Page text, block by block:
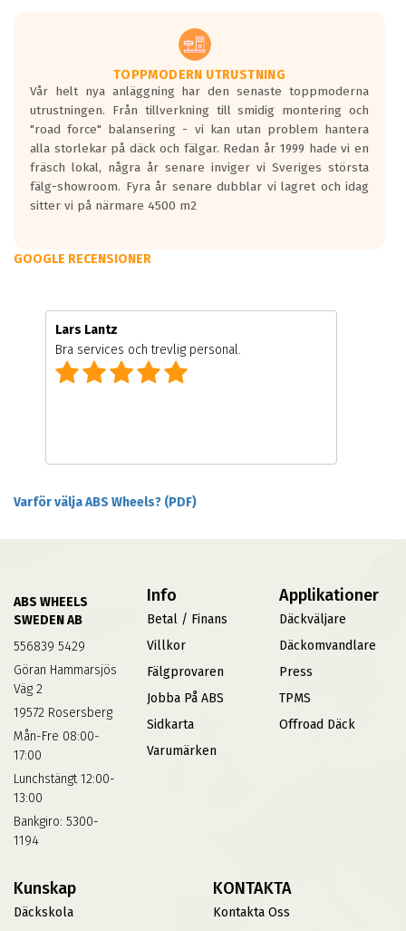
TOPPMODERN UTRUSTNING
Vår helt nya anläggning har den senaste toppmoderna
utrustningen. Från tillverkning till smidig montering och
"road force" balansering - vi kan utan problem hantera
alla storlekar på däck och fälgar. Redan år 1999 hade vi en
fräsch lokal, några år senare inviger vi Sveriges största
fälg-showroom. Fyra år senare dubblar vi lagret och idag
sitter vi på närmare 4500 m2
GOOGLE RECENSIONER
Lars Lantz
Bra services och trevlig personal.
Varför välja ABS Wheels? (PDF)
ABS WHEELS
SWEDEN AB
556839 5429
Göran Hammarsjös
Väg 2
19572 Rosersberg
Mån-Fre 08:00-
17:00
Lunchstängt 12:00-
13:00
Bankgiro: 5300-
1194
Info
Betal / Finans
Villkor
Fälgprovaren
Jobba På ABS
Sidkarta
Varumärken
Applikationer
Däckväljare
Däckomvandlare
Press
TPMS
Offroad Däck
Kunskap
Däckskola
KONTAKTA
Kontakta Oss